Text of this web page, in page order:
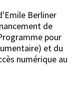
Berliner
de
pour
et du
numérique au